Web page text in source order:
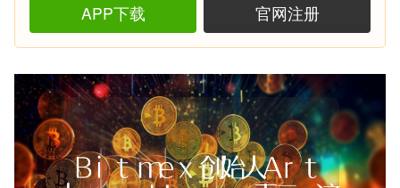
APP下载 官网注册